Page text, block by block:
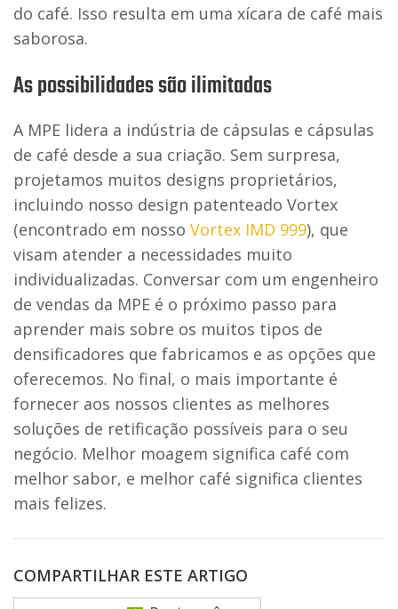
do café. Isso resulta em uma xícara de café mais
saborosa.
As possibilidades são ilimitadas
A MPE lidera a indústria de cápsulas e cápsulas
de café desde a sua criação. Sem surpresa,
projetamos muitos designs proprietários,
incluindo nosso design patenteado Vortex
(encontrado em nosso Vortex IMD 999), que
visam atender a necessidades muito
individualizadas. Conversar com um engenheiro
de vendas da MPE é o próximo passo para
aprender mais sobre os muitos tipos de
densificadores que fabricamos e as opções que
oferecemos. No final, o mais importante é
fornecer aos nossos clientes as melhores
soluções de retificação possíveis para o seu
negócio. Melhor moagem significa café com
melhor sabor, e melhor café significa clientes
mais felizes.
COMPARTILHAR ESTE ARTIGO